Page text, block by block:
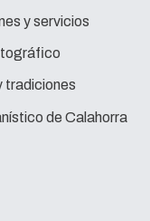
y servicios
tradiciones
de Calahorra